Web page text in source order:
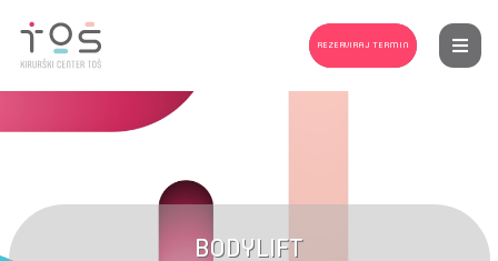
REZERVIRAJ TERMIN
BODYLIFT